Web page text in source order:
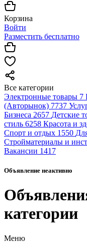
Корзина
Войти
Разместить бесплатно
Все категории
Электронные товары 7
(Авторынок) 7737
Бизнеса 2657 Детские
стиль 6258 Красота и
Спорт и отдых 1550
Стройматериалы и
Вакансии 1417
Объявление неактивно
категории
Меню